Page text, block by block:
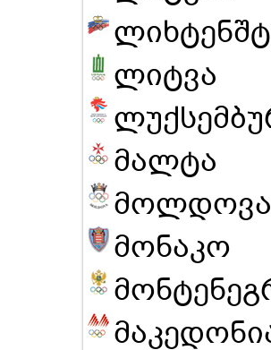
ლიტვა
მალტა
მოლდოვა
მონაკო